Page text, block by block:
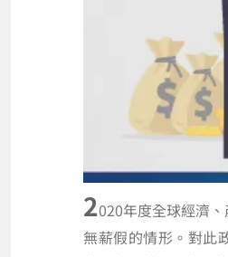
2020年度全球經濟
無薪假的情形。對此